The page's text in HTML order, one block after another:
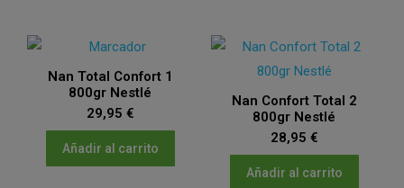
Nan Total Confort 1
800gr Nestlé
29,95 €
Añadir al carrito
Nan Confort Total 2
800gr Nestlé
28,95 €
Añadir al carrito